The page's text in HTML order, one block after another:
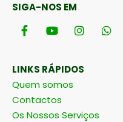
SIGA-NOS EM
LINKS RÁPIDOS
Quem somos
Contactos
Os Nossos Serviços